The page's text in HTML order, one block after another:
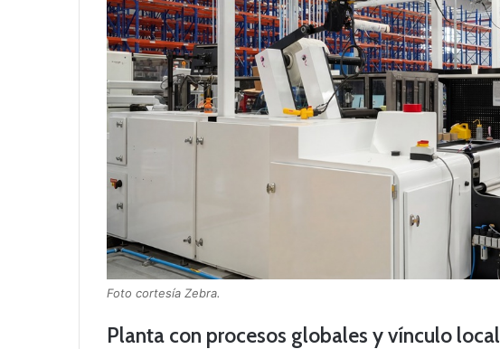
Foto cortesía Zebra.
Planta con procesos globales y vínculo local